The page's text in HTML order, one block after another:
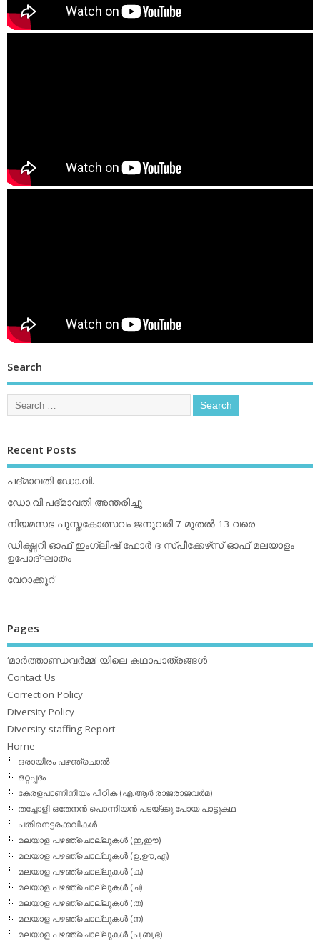
Search
Recent Posts
പദ്മാവതി ഡോ.വി.
ഡോ.വി.പദ്മാവതി അന്തരിച്ചു
നിയമസഭ പുസ്തകോത്സവം ജനുവരി 7 മുതല്‍ 13 വരെ
ഡിക്ഷ്ണറി ഓഫ് ഇംഗ്ലിഷ് ഫോര്‍ ദ സ്പീക്കേഴ്‌സ് ഓഫ് മലയാളം
ഉപോദ്ഘാതം
വേറാക്കൂറ്
Pages
‘മാര്‍ത്താണ്ഡവര്‍മ്മ’ യിലെ കഥാപാത്രങ്ങള്‍
Contact Us
Correction Policy
Diversity Policy
Diversity staffing Report
Home
ഒരായിരം പഴഞ്ചൊല്‍
ഒറ്റപ്പദം
കേരളപാണിനീയം പീഠിക (എ.ആര്‍.രാജരാജവര്‍മ)
തച്ചോളി ഒതേനൻ പൊന്നിയൻ പടയ്‌ക്കു പോയ പാട്ടുകഥ
പതിനെട്ടരക്കവികള്‍
മലയാള പഴഞ്ചൊല്ലുകള്‍ (ഇ,ഈ)
മലയാള പഴഞ്ചൊല്ലുകള്‍ (ഉ,ഊ,എ)
മലയാള പഴഞ്ചൊല്ലുകള്‍ (ക)
മലയാള പഴഞ്ചൊല്ലുകള്‍ (ച)
മലയാള പഴഞ്ചൊല്ലുകള്‍ (ത)
മലയാള പഴഞ്ചൊല്ലുകള്‍ (ന)
മലയാള പഴഞ്ചൊല്ലുകള്‍ (പ,ബ,ഭ)